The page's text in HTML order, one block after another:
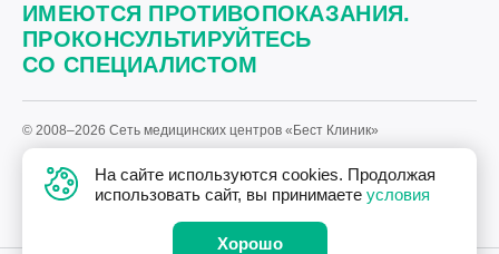
ИМЕЮТСЯ ПРОТИВОПОКАЗАНИЯ.
ПРОКОНСУЛЬТИРУЙТЕСЬ
СО СПЕЦИАЛИСТОМ
© 2008–2026 Сеть медицинских центров «Бест Клиник»
Политика «Бест Клиник» в отношении обработки персональных
данных.
разработка сайта—Текарт.
На сайте используются cookies. Продолжая
использовать сайт, вы принимаете условия
Хорошо